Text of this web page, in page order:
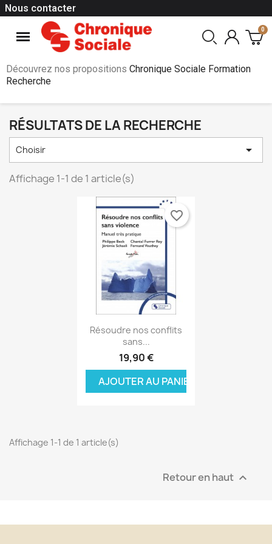
Nous contacter
Découvrez nos propositions Chronique Sociale Formation
Recherche
RÉSULTATS DE LA RECHERCHE
Choisir 
Affichage 1-1 de 1 article(s)
Aperçu rapide
Résoudre nos conflits
sans...
19,90 €
AJOUTER AU PANIER
favorite_border
Affichage 1-1 de 1 article(s)
Retour en haut 